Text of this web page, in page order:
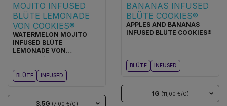
WATERMELON MOJITO
INFUSED BLÜTE
LEMONADE VON
BLÜTE INFUSED
3.5G (7,00 €/G)
APPLES AND BANANAS
INFUSED BLÜTE COOKIES®
BLÜTE INFUSED
1G (11,00 €/G)